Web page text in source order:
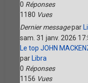
0 Réponses
1180 Vues
Dernier messagepar
sam. 31 janv. 2026
Le top JOHN
par Libra
0 Réponses
1156 Vues